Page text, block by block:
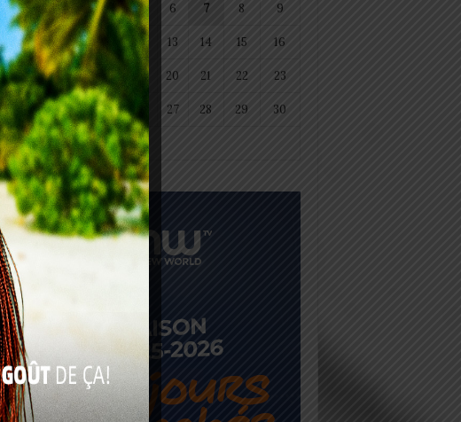
3 4 5 6 7 8 9
10 11 12 13 14 15 16
17 18 20 21 22 23
24 25 26 27 28 29 30
31
« Juil